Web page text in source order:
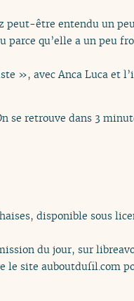
peut-être entendu un
qu’elle a un peu
», avec Anca Luca et
se retrouve dans 3
disponible sous
du jour, sur
le site auboutdufil.com